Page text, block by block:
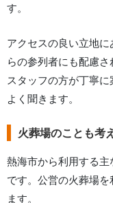
す。
アクセスの良い立地
らの参列者にも配慮
スタッフの方が丁寧
よく聞きます。
火葬場のことも考
熱海市から利用する
です。公営の火葬場
ます。